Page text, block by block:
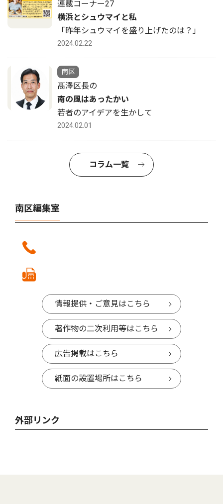
連載コーナー27
横浜とシュウマイと私
「昨年シュウマイを盛り上げたのは？」
2024.02.22
南区
髙澤区長の
南の風はあったかい
若者のアイデアを生かして
2024.02.01
コラム一覧
南区編集室
情報提供・ご意見はこちら
著作物の二次利用等はこちら
広告掲載はこちら
紙面の設置場所はこちら
外部リンク